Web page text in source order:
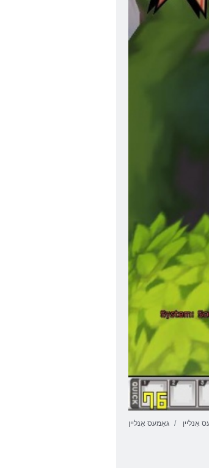
גאַמעס אָנליין אָנליין